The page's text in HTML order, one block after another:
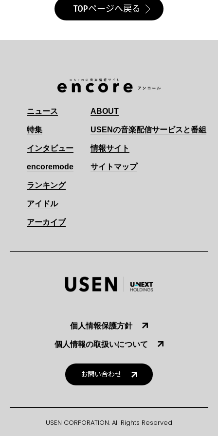
TOPページへ戻る
ニュース
特集
インタビュー
encoremode
ランキング
アイドル
アーカイブ
ABOUT
USENの音楽配信サービスと番組
情報サイト
サイトマップ
個人情報保護方針
個人情報の取扱いについて
お問い合わせ
USEN CORPORATION. All Rights Reserved